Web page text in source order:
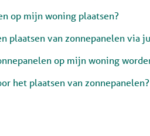
op mijn woning plaatsen?
plaatsen van zonnepanelen via
op mijn woning
het plaatsen van zonnepanelen?